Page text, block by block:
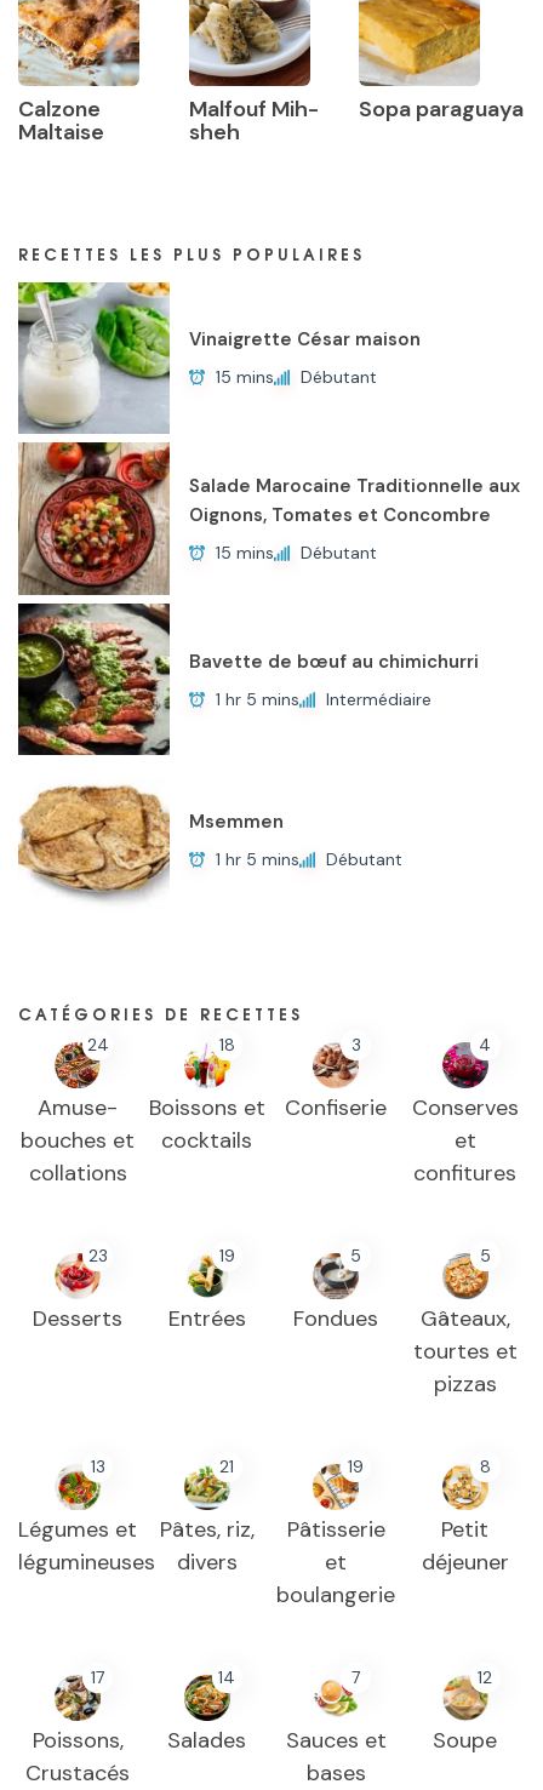
Calzone
Maltaise
Malfouf Mih-
sheh
Sopa paraguaya
RECETTES LES PLUS POPULAIRES
Vinaigrette César maison
15 mins Débutant
Salade Marocaine Traditionnelle aux
Oignons, Tomates et Concombre
15 mins Débutant
Bavette de bœuf au chimichurri
1 hr 5 mins Intermédiaire
Msemmen
1 hr 5 mins Débutant
CATÉGORIES DE RECETTES
24
Amuse-
bouches et
collations
18
Boissons et
cocktails
3
Confiserie
4
Conserves
et
confitures
23
Desserts
19
Entrées
5
Fondues
5
Gâteaux,
tourtes et
pizzas
13
Légumes et
légumineuses
21
Pâtes, riz,
divers
19
Pâtisserie
et
boulangerie
8
Petit
déjeuner
17
Poissons,
Crustacés
14
Salades
7
Sauces et
bases
12
Soupe